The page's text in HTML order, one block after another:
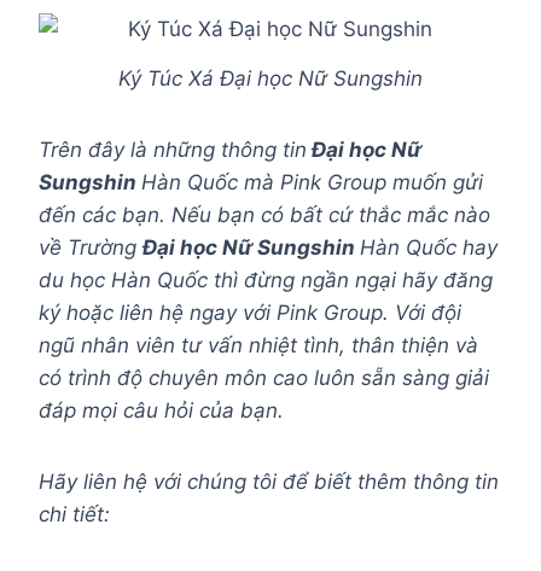
Ký Túc Xá Đại học Nữ Sungshin
Trên đây là những thông tin Đại học Nữ
Sungshin Hàn Quốc mà Pink Group muốn gửi
đến các bạn. Nếu bạn có bất cứ thắc mắc nào
về TrườngĐại học Nữ Sungshin Hàn Quốc hay
du học Hàn Quốc thì đừng ngần ngại hãy đăng
ký hoặc liên hệ ngay với Pink Group. Với đội
ngũ nhân viên tư vấn nhiệt tình, thân thiện và
có trình độ chuyên môn cao luôn sẵn sàng giải
đáp mọi câu hỏi của bạn.
Hãy liên hệ với chúng tôi để biết thêm thông tin
chi tiết: